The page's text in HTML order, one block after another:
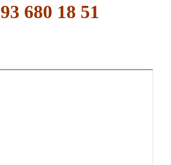
93 680 18 51